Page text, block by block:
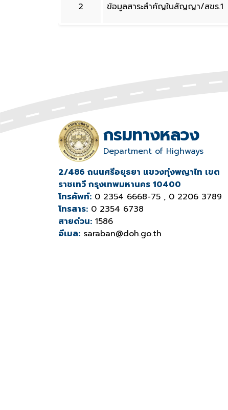
2 ข้อมูลสาระสำคัญในสัญญา/สขร.1
กรมทางหลวง
Department of Highways
2/486 ถนนศรีอยุธยา แขวงทุ่งพญาไท เขต
ราชเทวี กรุงเทพมหานคร 10400
โทรศัพท์: 0 2354 6668-75 , 0 2206 3789
โทรสาร: 0 2354 6738
สายด่วน: 1586
อีเมล: saraban@doh.go.th